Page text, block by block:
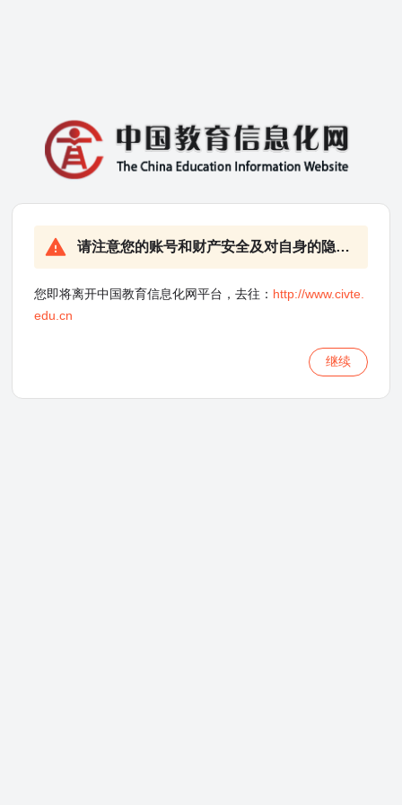
请注意您的账号和财产安全及对自身的隐私保护！
您即将离开中国教育信息化网平台，去往： http://www.civte.
edu.cn
继续